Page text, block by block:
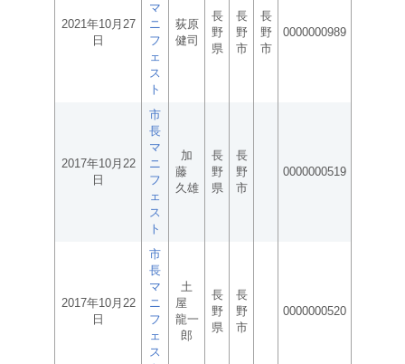
2021年10月27
日
マ
ニ
フ
ェ
ス
ト
荻原
健司
長
野
県
長
野
市
長
野
市
0000000989
2017年10月22
日
市
長
マ
ニ
フ
ェ
ス
ト
加
藤
久雄
長
野
県
長
野
市
0000000519
2017年10月22
日
市
長
マ
ニ
フ
ェ
ス
土
屋
龍一
郎
長
野
県
長
野
市
0000000520